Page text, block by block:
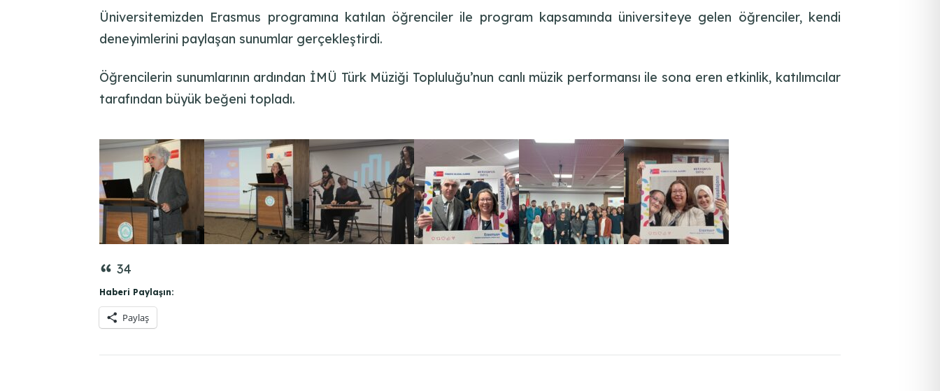
Üniversitemizden Erasmus programına katılan öğrenciler ile program kapsamında üniversiteye gelen öğrenciler, kendi
deneyimlerini paylaşan sunumlar gerçekleştirdi.
Öğrencilerin sunumlarının ardından İMÜ Türk Müziği Topluluğu’nun canlı müzik performansı ile sona eren etkinlik, katılımcılar
tarafından büyük beğeni topladı.
34
Haberi Paylaşın:
Paylaş